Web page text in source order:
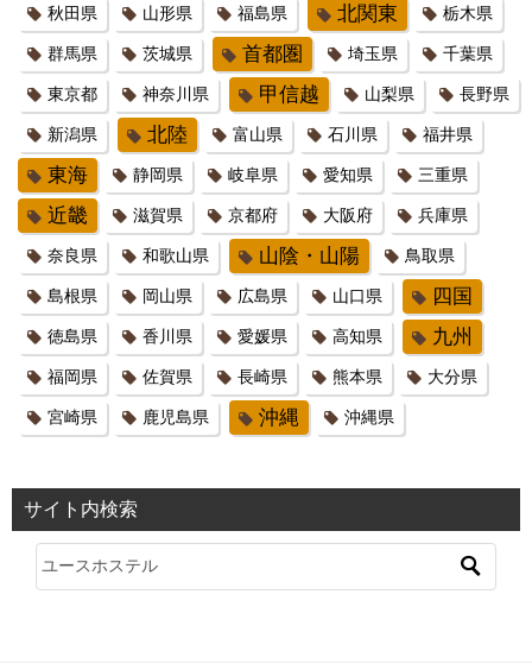
秋田県 山形県 福島県 北関東 栃木県
群馬県 茨城県 首都圏 埼玉県 千葉県
東京都 神奈川県 甲信越 山梨県 長野県
新潟県 北陸 富山県 石川県 福井県
東海 静岡県 岐阜県 愛知県 三重県
近畿 滋賀県 京都府 大阪府 兵庫県
奈良県 和歌山県 山陰・山陽 鳥取県
島根県 岡山県 広島県 山口県 四国
徳島県 香川県 愛媛県 高知県 九州
福岡県 佐賀県 長崎県 熊本県 大分県
宮崎県 鹿児島県 沖縄 沖縄県
サイト内検索